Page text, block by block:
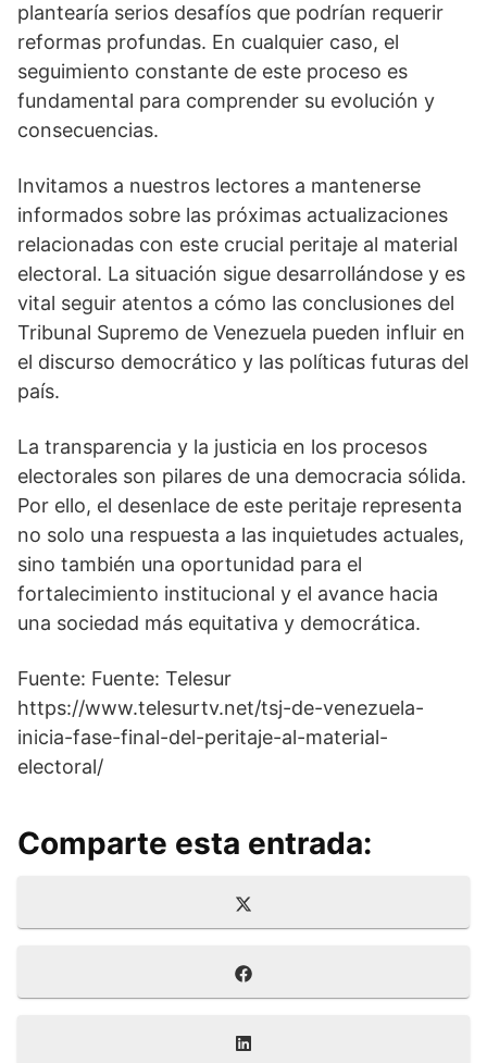
plantearía serios desafíos que podrían requerir
reformas profundas. En cualquier caso, el
seguimiento constante de este proceso es
fundamental para comprender su evolución y
consecuencias.
Invitamos a nuestros lectores a mantenerse
informados sobre las próximas actualizaciones
relacionadas con este crucial peritaje al material
electoral. La situación sigue desarrollándose y es
vital seguir atentos a cómo las conclusiones del
Tribunal Supremo de Venezuela pueden influir en
el discurso democrático y las políticas futuras del
país.
La transparencia y la justicia en los procesos
electorales son pilares de una democracia sólida.
Por ello, el desenlace de este peritaje representa
no solo una respuesta a las inquietudes actuales,
sino también una oportunidad para el
fortalecimiento institucional y el avance hacia
una sociedad más equitativa y democrática.
Fuente: Fuente: Telesur
https://www.telesurtv.net/tsj-de-venezuela-
inicia-fase-final-del-peritaje-al-material-
electoral/
Comparte esta entrada:
en
(
Compartir
en
a